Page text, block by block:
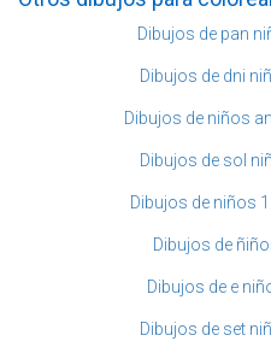
Dibujos de pan
Dibujos de dni
Dibujos de niños
Dibujos de sol
Dibujos de niños
Dibujos de
Dibujos de e
Dibujos de set